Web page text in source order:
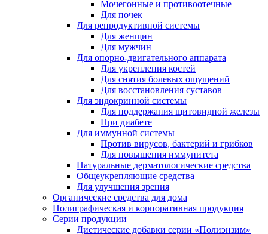
Мочегонные и противоотечные
Для почек
Для репродуктивной системы
Для женщин
Для мужчин
Для опорно-двигательного аппарата
Для укрепления костей
Для снятия болевых ощущений
Для восстановления суставов
Для эндокринной системы
Для поддержания щитовидной железы
При диабете
Для иммунной системы
Против вирусов, бактерий и грибков
Для повышения иммунитета
Натуральные дерматологические средства
Общеукрепляющие средства
Для улучшения зрения
Органические средства для дома
Полиграфическая и корпоративная продукция
Серии продукции
Диетические добавки серии «Полиэнзим»